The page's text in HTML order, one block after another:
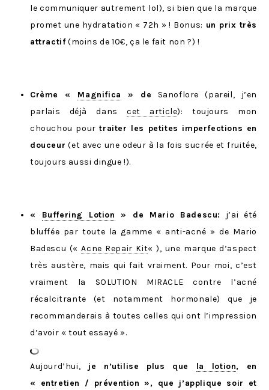
le communiquer autrement lol), si bien que la marque
promet une hydratation « 72h » ! Bonus: un prix très
attractif(moins de 10€, ça le fait non ?) !
Crème « Magnifica » de Sanoflore (pareil, j’en
parlais déjà danscet article): toujours mon
chouchou pourtraiter les petites imperfections en
douceur (et avec une odeur à la fois sucrée et fruitée,
toujours aussi dingue !).
« Buffering Lotion » de Mario Badescu:
j’ai été
bluffée par toute la gamme « anti-acné » de Mario
Badescu («Acne Repair Kit« ), une marque d’aspect
très austère, mais qui fait vraiment. Pour moi, c’est
vraiment la SOLUTION MIRACLE contre l’acné
récalcitrante (et notamment hormonale) que je
recommanderais à toutes celles qui ont l’impression
d’avoir « tout essayé ».
Aujourd’hui, je n’utilise plus que la lotion, en
« entretien / prévention », que j’applique soir et